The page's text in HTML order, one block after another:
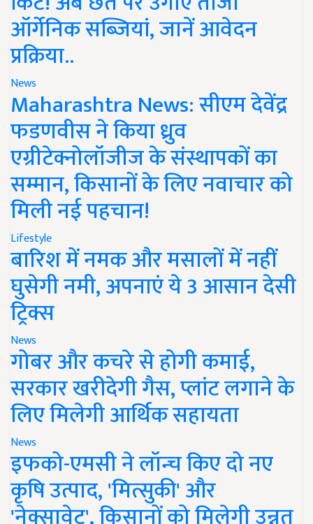
ऑर्गेनिक सब्जियां, जानें आवेदन
प्रक्रिया..
News
Maharashtra News: सीएम देवेंद्र
फडणवीस ने किया ध्रुव
एग्रीटेक्नोलॉजीज के संस्थापकों का
सम्मान, किसानों के लिए नवाचार को
मिली नई पहचान!
Lifestyle
बारिश में नमक और मसालों में नहीं
घुसेगी नमी, अपनाएं ये 3 आसान देसी
ट्रिक्स
News
गोबर और कचरे से होगी कमाई,
सरकार खरीदेगी गैस, प्लांट लगाने के
लिए मिलेगी आर्थिक सहायता
News
इफको-एमसी ने लॉन्च किए दो नए
कृषि उत्पाद, 'मित्सुकी' और